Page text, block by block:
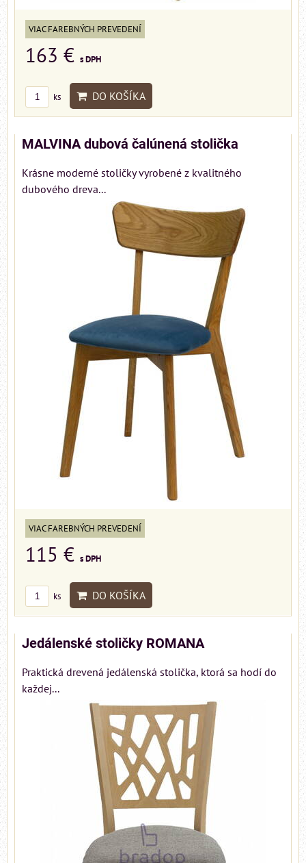
VIAC FAREBNÝCH PREVEDENÍ
163 € s DPH
ks DO KOŠÍKA
MALVINA dubová čalúnená stolička
Krásne moderné stoličky vyrobené z kvalitného
dubového dreva...
VIAC FAREBNÝCH PREVEDENÍ
115 € s DPH
ks DO KOŠÍKA
Jedálenské stoličky ROMANA
Praktická drevená jedálenská stolička, ktorá sa hodí do
každej...